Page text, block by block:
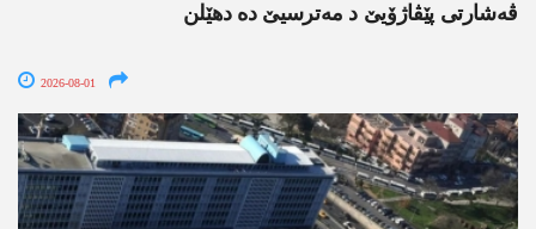
ڤەشارتی پێڤاژۆیێ د مەترسیێ دە دھێلن
2026-08-01